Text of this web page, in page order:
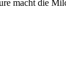
macht die